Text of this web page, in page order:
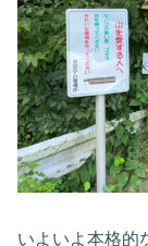
いよいよ本格的